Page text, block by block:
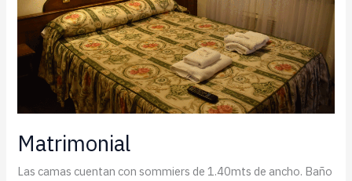
Matrimonial
Las camas cuentan con sommiers de 1.40mts de ancho. Baño